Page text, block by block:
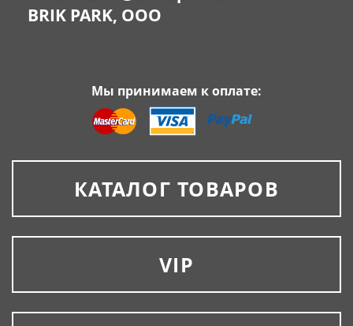
BRIK PARK, OOO
Мы принимаем к оплате:
КАТАЛОГ ТОВАРОВ
VIP